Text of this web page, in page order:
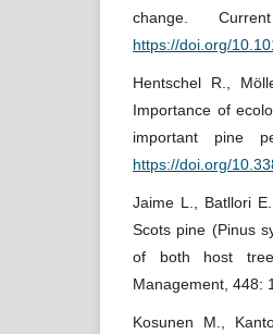
change.
https://doi.org/
Hentschel R.,
Importance of
important pine
https://doi.org/
Jaime L., Batllori
Scots pine (Pinus
of both host
Management, 448:
Kosunen M.,